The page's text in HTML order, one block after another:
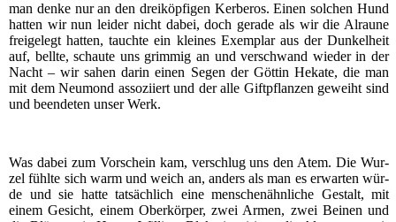
man den­ke nur an den drei­köp­fi­gen Ker­be­ros. Einen sol­chen Hund
hat­ten wir nun lei­der nicht dabei, doch gera­de als wir die Alrau­ne
frei­ge­legt hat­ten, tauch­te ein klei­nes Exem­plar aus der Dun­kel­heit
auf, bell­te, schau­te uns grim­mig an und ver­schwand wie­der in der
Nacht – wir sahen dar­in einen Segen der Göt­tin Heka­te, die man
mit dem Neu­mond asso­zi­iert und der alle Gift­pflan­zen geweiht sind
und been­de­ten unser Werk.
Was dabei zum Vor­schein kam, ver­schlug uns den Atem. Die Wur­
zel fühl­te sich warm und weich an, anders als man es erwar­ten wür­
de und sie hat­te tat­säch­lich eine men­schen­ähn­li­che Gestalt, mit
einem Gesicht, einem Ober­kör­per, zwei Armen, zwei Bei­nen und